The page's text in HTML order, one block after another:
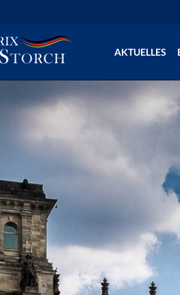
AKTUELLES